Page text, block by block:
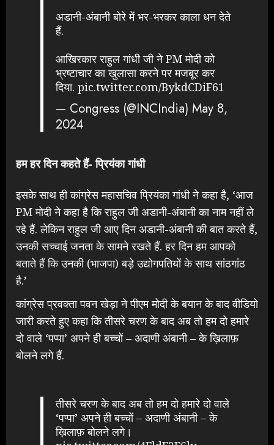
अडानी-अंबानी बोरे में भर-भरकर काला धन देते
हैं.
आखिरकार राहुल गांधी जी ने PM मोदी को
भ्रष्टाचार का खुलासा करने पर मजबूर कर
दिया.pic.twitter.com/BykdCDiF61
— Congress (@INCIndia)May 8,
2024
हम हर दिन कहते हैं- प्रियंका गांधी
इसके साथ ही कांग्रेस महासचिव प्रियंका गांधी ने कहा है, ‘आज
PM मोदी ने कहा है कि राहुल जी अडानी-अंबानी का नाम नहीं ले
रहे हैं. लेकिन राहुल जी आए दिन अडानी-अंबानी की बात करते हैं,
उनकी सच्चाई जनता के सामने रखते हैं. हर दिन हम आपको
बताते हैं कि उनकी (भाजपा) बड़े उद्योगपतियों के साथ सांठगांठ
है.’
कांग्रेस प्रवक्ता पवन खेड़ा ने पीएम मोदी के बयान के बाद वीडियो
जारी करते हुए कहा कि तीसरे चरण के बाद अब तो हम दो हमारे
दो वाले ‘पप्पा’ अपने ही बच्चों – अदाणी अंबानी – के ख़िलाफ़
बोलने लगे हैं.
तीसरे चरण के बाद अब तो हम दो हमारे दो वाले
‘पप्पा’ अपने ही बच्चों – अदाणी अंबानी – के
ख़िलाफ़ बोलने लगे।